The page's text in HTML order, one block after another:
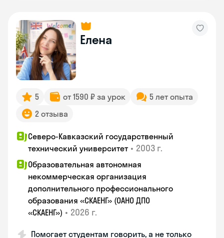
Елена
5 от 1590 ₽ за урок
5 лет опыта
2 отзыва
Северо-Кавказский государственный
технический университет • 2003 г.
Образовательная автономная
некоммерческая организация
дополнительного профессионального
образования «СКАЕНГ» (ОАНО ДПО
«СКАЕНГ») • 2026 г.
Помогает студентам говорить, а не только